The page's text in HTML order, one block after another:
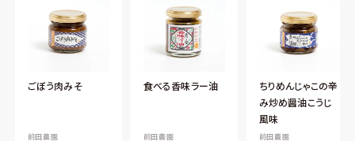
ごぼう肉みそ
前田農園
食べる香味ラー油
前田農園
ちりめんじゃこの辛
み炒め醤油こうじ
風味
前田農園